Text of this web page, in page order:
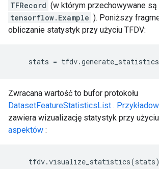
TFRecord (w którym przechowywane
tensorflow.Example ). Poniższy
obliczanie statystyk przy użyciu TFDV:
stats = tfdv.
Zwracana wartość to bufor protokołu
DatasetFeatureStatisticsList .
zawiera wizualizację statystyk przy użyciu
aspektów :
tfdv.visualize_statistics(stats)